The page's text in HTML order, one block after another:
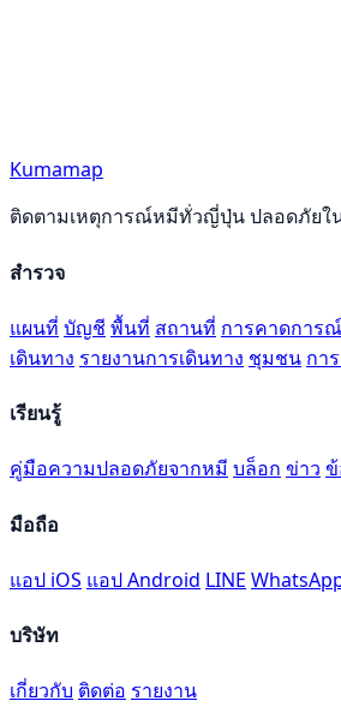
Kumamap
ติดตามเหตุการณ์หมีทั่วญี่ปุ่น ปลอดภัยใ
สำรวจ
แผนที่ บัญชี พื้นที่ สถานที่ การคาดการณ์
เดินทาง รายงานการเดินทาง ชุมชน กา
เรียนรู้
คู่มือความปลอดภัยจากหมี บล็อก ข่าว
มือถือ
แอป iOS แอป Android LINE
บริษัท
เกี่ยวกับ ติดต่อ รายงาน